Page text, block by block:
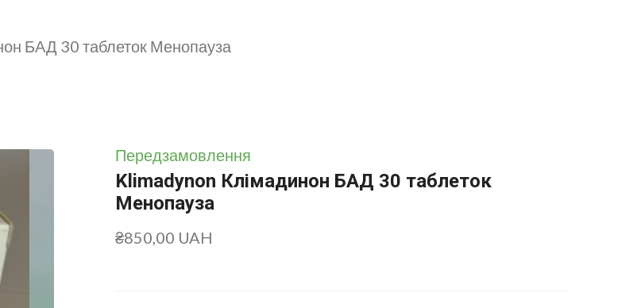
БАД 30 таблеток Менопауза
Передзамовлення
Klimadynon Клімадинон БАД 30 таблеток
Менопауза
₴850,00 UAH